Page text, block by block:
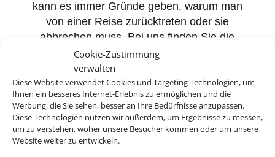
Cookie-Zustimmung
verwalten
Diese Website verwendet Cookies und Targeting Technologien, um
Ihnen ein besseres Internet-Erlebnis zu ermöglichen und die
Werbung, die Sie sehen, besser an Ihre Bedürfnisse anzupassen.
Diese Technologien nutzen wir außerdem, um Ergebnisse zu messen,
um zu verstehen, woher unsere Besucher kommen oder um unsere
Website weiter zu entwickeln.
kann es immer Gründe geben, warum man
von einer Reise zurücktreten oder sie
abbrechen muss. Bei uns finden Sie die
passenden Versicherungen für jede
Eventualität.
Für eine detaillierte Beratung zu Ihrer
Versicherung, wenden Sie sich gerne an
uns.